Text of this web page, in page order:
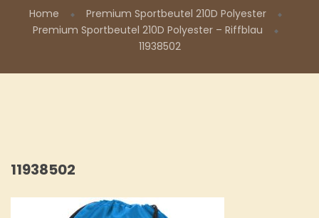
Home
Premium Sportbeutel 210D Polyester
Premium Sportbeutel 210D Polyester – Riffblau
11938502
11938502